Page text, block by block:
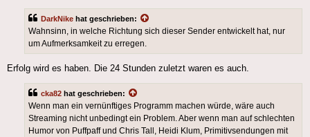
DarkNike hat geschrieben:
Wahnsinn, in welche Richtung sich dieser Sender entwickelt hat, nur
um Aufmerksamkeit zu erregen.
Erfolg wird es haben. Die 24 Stunden zuletzt waren es auch.
cka82 hat geschrieben:
Wenn man ein vernünftiges Programm machen würde, wäre auch
Streaming nicht unbedingt ein Problem. Aber wenn man auf schlechten
Humor von Puffpaff und Chris Tall, Heidi Klum, Primitivsendungen mit